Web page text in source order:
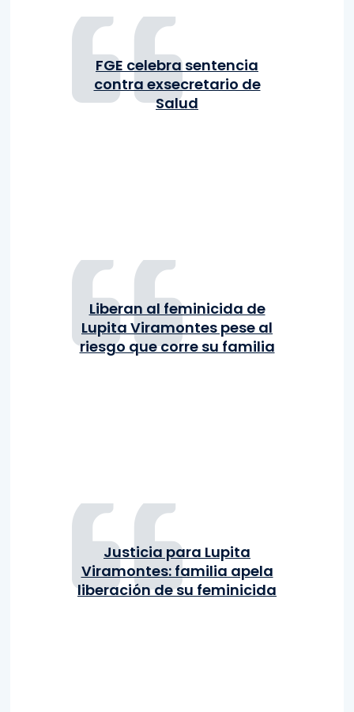
FGE celebra sentencia
contra exsecretario de
Salud
Liberan al feminicida de
Lupita Viramontes pese al
riesgo que corre su familia
Justicia para Lupita
Viramontes: familia apela
liberación de su feminicida